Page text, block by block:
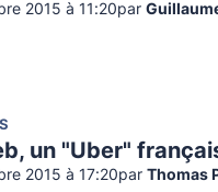
2015 à 11:20par
un "Uber"
2015 à 17:20par Thomas